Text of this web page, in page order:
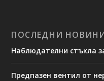
ПОСЛЕДНИ
Наблюдателни стъкла
Предпазен вентил от